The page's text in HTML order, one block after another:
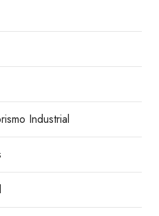
Industrial